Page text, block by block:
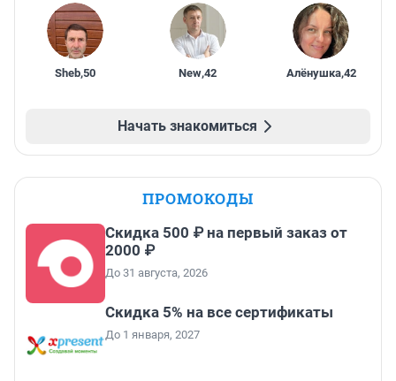
Sheb,50 New,42 Алёнушка,42
Начать знакомиться
ПРОМОКОДЫ
Скидка 500 ₽ на первый заказ от
2000 ₽
До 31 августа, 2026
Скидка 5% на все сертификаты
До 1 января, 2027